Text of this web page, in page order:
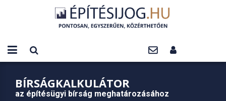
BÍRSÁGKALKULÁTOR
az építésügyi bírság meghatározásához